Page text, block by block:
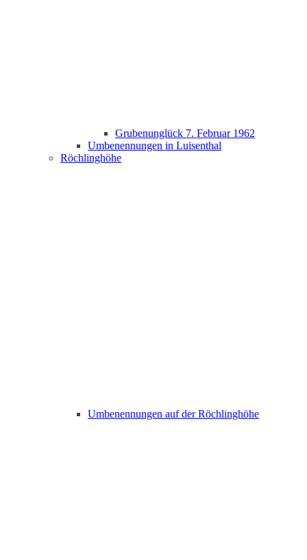
Grubenunglück 7. Februar 1962
Umbenennungen in Luisenthal
Röchlinghöhe
Umbenennungen auf der Röchlinghöhe